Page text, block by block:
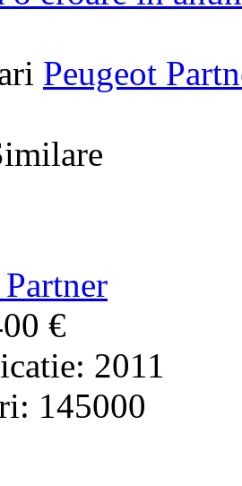
Peugeot
€
2011
145000